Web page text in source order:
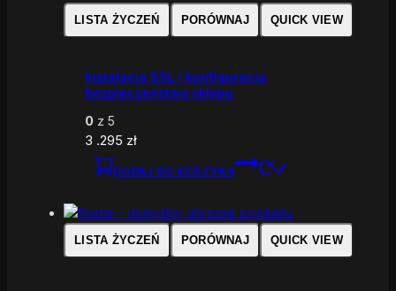
LISTA ŻYCZEŃ PORÓWNAJ QUICK VIEW
Instalacja SSL i konfiguracja
bezpieczeństwa sklepu
0 z 5
3 .295 zł
DODAJ DO KOSZYKA
LISTA ŻYCZEŃ PORÓWNAJ QUICK VIEW